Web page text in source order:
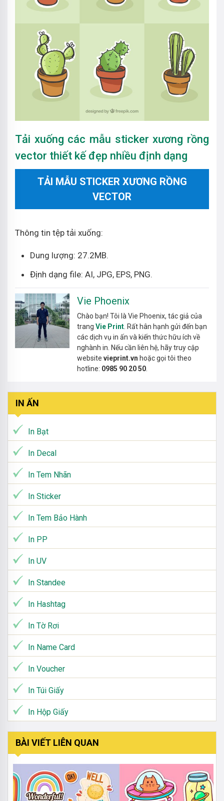
Tải xuống các mẫu sticker xương rồng
vector thiết kế đẹp nhiều định dạng
TẢI MẪU STICKER XƯƠNG RỒNG
VECTOR
Thông tin tệp tải xuống:
Dung lượng: 27.2MB.
Định dạng file: AI, JPG, EPS, PNG.
Vie Phoenix
Chào bạn! Tôi là Vie Phoenix, tác giả của
trangVie Print . Rất hân hạnh gửi đến bạn
các dịch vụ in ấn và kiến thức hữu ích về
nghành in. Nếu cần liên hệ, hãy truy cập
websitevieprint.vn hoặc gọi tôi theo
hotline: 0985 90 20 50
IN ẤN
In Bạt
In Decal
In Tem Nhãn
In Sticker
In Tem Bảo Hành
In PP
In UV
In Standee
In Hashtag
In Tờ Rơi
In Name Card
In Voucher
In Túi Giấy
In Hộp Giấy
BÀI VIẾT LIÊN QUAN